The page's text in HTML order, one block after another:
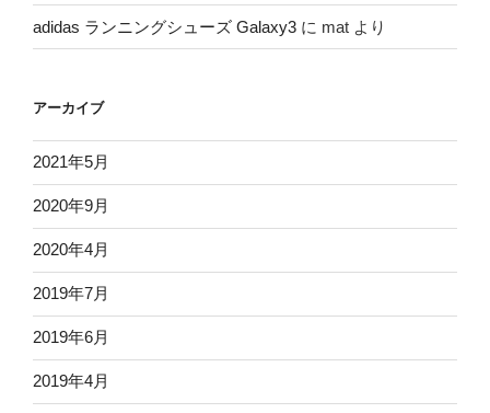
adidas ランニングシューズ Galaxy3 に mat より
アーカイブ
2021年5月
2020年9月
2020年4月
2019年7月
2019年6月
2019年4月